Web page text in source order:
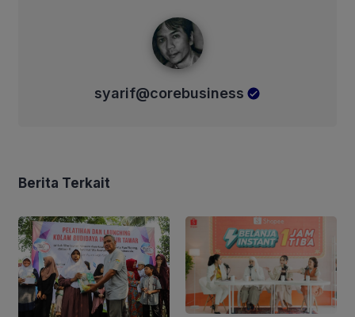
syarif@corebusiness
Berita Terkait